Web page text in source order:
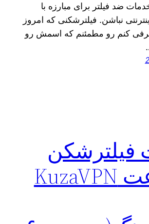
ضد فیلتر برای مبارزه با
نباشن. فیلترشکنی که امروز
کنم رو مطمئنم که اسمش رو
فیلترشکن
پرسرعت KuzaVPN